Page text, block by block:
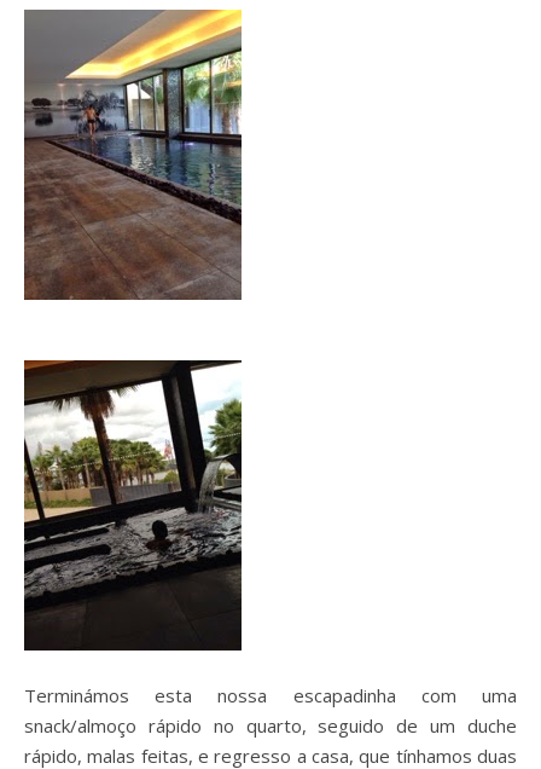
Terminámos esta nossa escapadinha com uma
snack/almoço rápido no quarto, seguido de um duche
rápido, malas feitas, e regresso a casa, que tínhamos duas